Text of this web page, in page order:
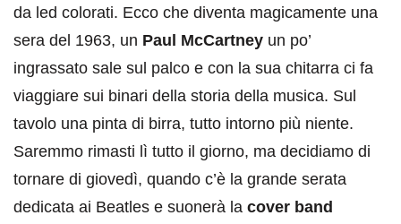
da led colorati. Ecco che diventa magicamente una
sera del 1963, un Paul McCartney un po’
ingrassato sale sul palco e con la sua chitarra ci fa
viaggiare sui binari della storia della musica. Sul
tavolo una pinta di birra, tutto intorno più niente.
Saremmo rimasti lì tutto il giorno, ma decidiamo di
tornare di giovedì, quando c’è la grande serata
dedicata ai Beatles e suonerà la cover band